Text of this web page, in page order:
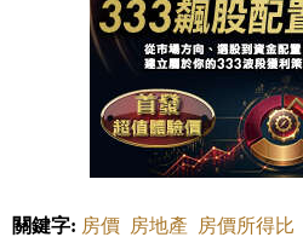
關鍵字: 房價 房地產 房價所得比